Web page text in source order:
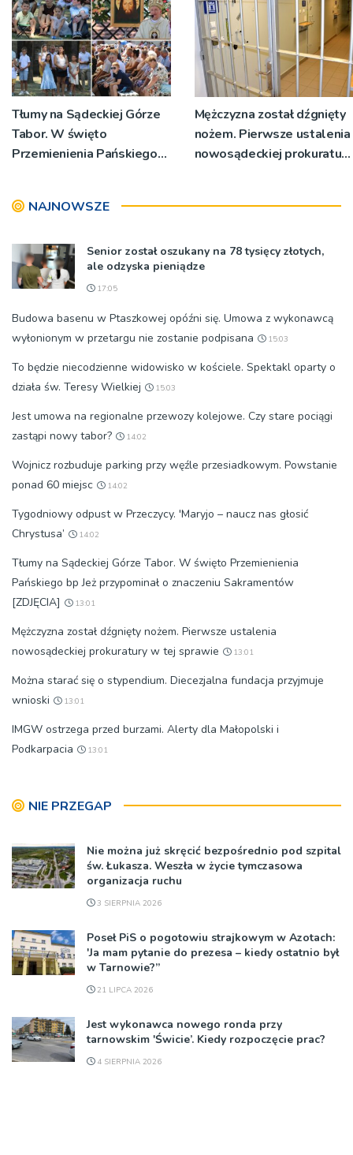
Tłumy na Sądeckiej Górze
Tabor. W święto
Przemienienia Pańskiego
[ZDJĘCIA]
Mężczyzna został dźgnięty
nożem. Pierwsze ustalenia
nowosądeckiej prokuratury
NAJNOWSZE
Senior został oszukany na 78 tysięcy złotych,
ale odzyska pieniądze
17:05
Budowa basenu w Ptaszkowej opóźni się. Umowa z wykonawcą
wyłonionym w przetargu nie zostanie podpisana
15:03
To będzie niecodzienne widowisko w kościele. Spektakl oparty o
działa św. Teresy Wielkiej
15:03
Jest umowa na regionalne przewozy kolejowe. Czy stare pociągi
zastąpi nowy tabor?
14:02
Wojnicz rozbuduje parking przy węźle przesiadkowym. Powstanie
ponad 60 miejsc
14:02
Tygodniowy odpust w Przeczycy. 'Maryjo – naucz nas głosić
Chrystusa’
14:02
Tłumy na Sądeckiej Górze Tabor. W święto Przemienienia
Pańskiego bp Jeż przypominał o znaczeniu Sakramentów
[ZDJĘCIA]
13:01
Mężczyzna został dźgnięty nożem. Pierwsze ustalenia
nowosądeckiej prokuratury w tej sprawie
13:01
Można starać się o stypendium. Diecezjalna fundacja przyjmuje
wnioski
13:01
IMGW ostrzega przed burzami. Alerty dla Małopolski i
Podkarpacia
13:01
NIE PRZEGAP
Nie można już skręcić bezpośrednio pod szpital
św. Łukasza. Weszła w życie tymczasowa
organizacja ruchu
3 SIERPNIA 2026
Poseł PiS o pogotowiu strajkowym w Azotach:
'Ja mam pytanie do prezesa – kiedy ostatnio był
w Tarnowie?”
21 LIPCA 2026
Jest wykonawca nowego ronda przy
tarnowskim 'Świcie’. Kiedy rozpoczęcie prac?
4 SIERPNIA 2026